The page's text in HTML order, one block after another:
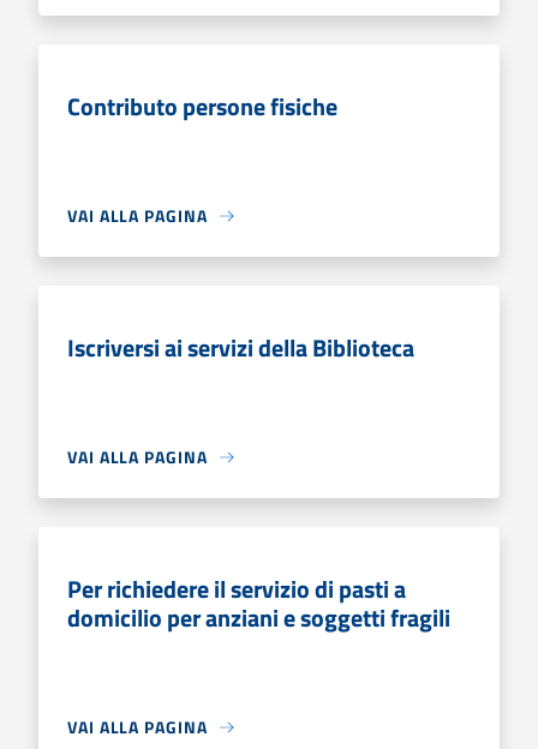
Contributo persone fisiche
VAI ALLA PAGINA
Iscriversi ai servizi della Biblioteca
VAI ALLA PAGINA
Per richiedere il servizio di pasti a
domicilio per anziani e soggetti fragili
VAI ALLA PAGINA